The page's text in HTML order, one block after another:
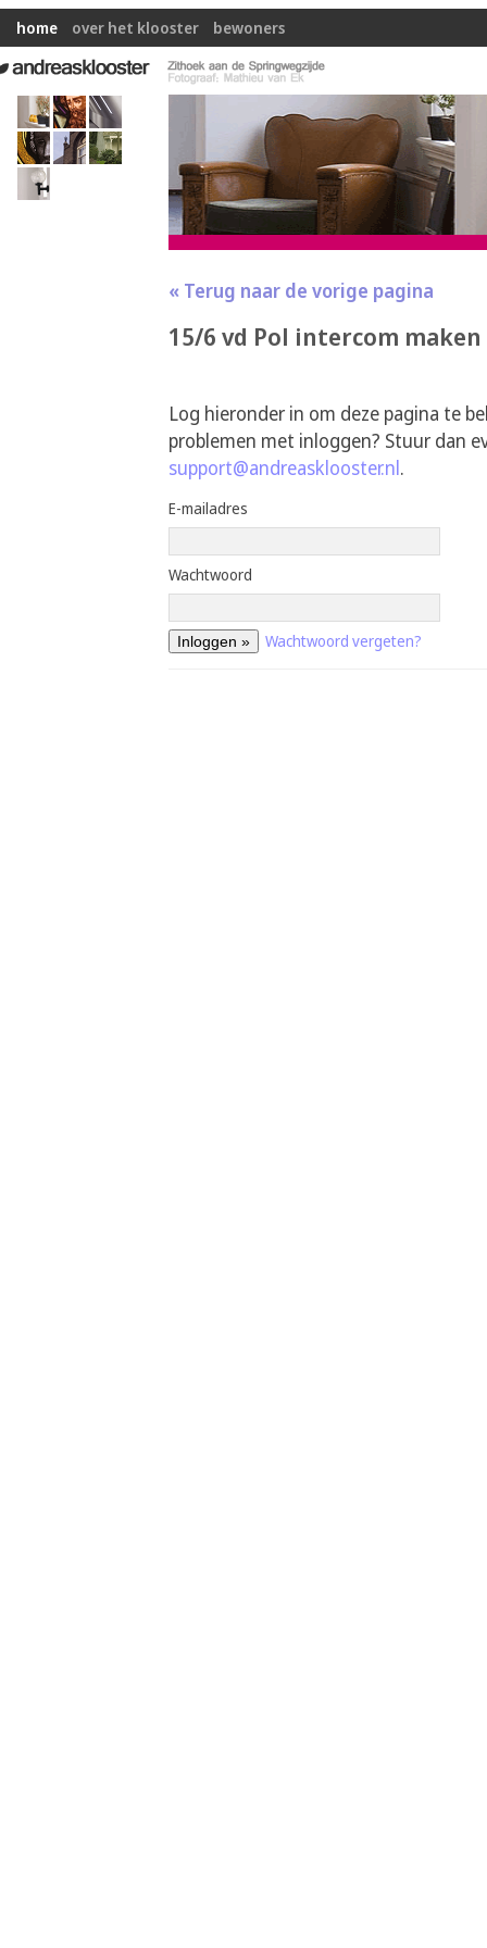
home over het klooster bewoners
« Terug naar de vorige pagina
15/6 vd Pol intercom maken
Log hieronder in om deze pagina te
problemen met inloggen? Stuur dan
support@andreasklooster.nl.
E-mailadres
Wachtwoord
Wachtwoord vergeten?